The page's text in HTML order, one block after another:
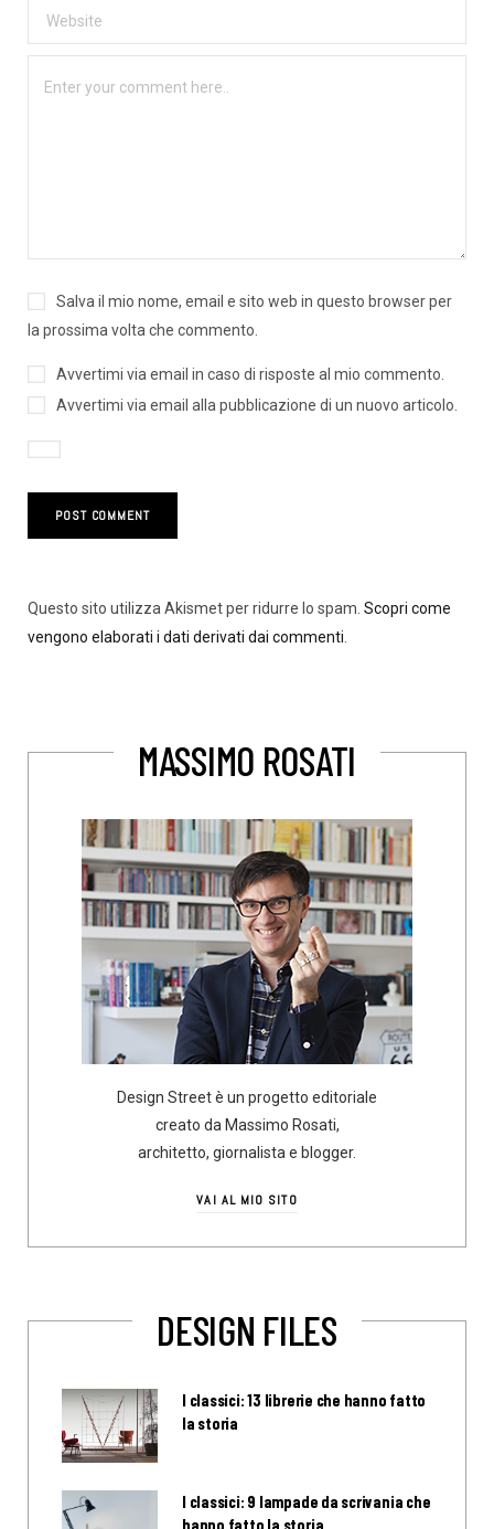
Salva il mio nome, email e sito web in questo browser per
la prossima volta che commento.
Avvertimi via email in caso di risposte al mio commento.
Avvertimi via email alla pubblicazione di un nuovo articolo.
Questo sito utilizza Akismet per ridurre lo spam. Scopri come
vengono elaborati i dati derivati dai commenti
MASSIMO ROSATI
Design Street è un progetto editoriale
creato da Massimo Rosati,
architetto, giornalista e blogger.
VAI AL MIO SITO
DESIGN FILES
I classici: 13 librerie che hanno fatto
la storia
I classici: 9 lampade da scrivania che
hanno fatto la storia